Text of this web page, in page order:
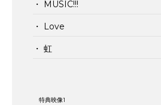
・ MUSIC!!!
・ Love
・ 虹
特典映像1